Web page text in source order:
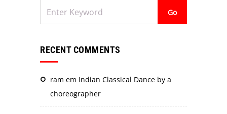
RECENT COMMENTS
ram em Indian Classical Dance by a
choreographer